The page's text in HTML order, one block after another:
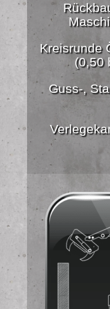
Kreisrunde
(0,50
Guss-,